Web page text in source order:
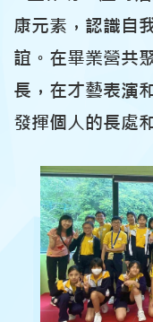
康元素，認識自
誼。在畢業營共
長，在才藝表演
發揮個人的長處